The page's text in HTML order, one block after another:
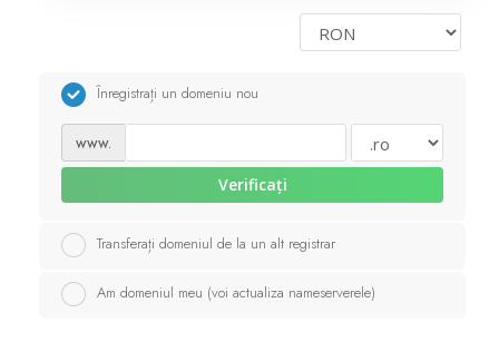
Licente cPanel WHM
Licente WHMCS
Licente WHMSonic
Licente cPanel WHM / WHMSonic
Înregistrați un domeniu nou
www.
Verificați
Transferați domeniul de la un alt registrar
Am domeniul meu (voi actualiza nameserverele)